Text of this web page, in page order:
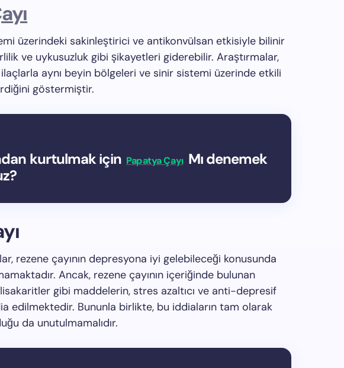
üzerindeki sakinleştirici ve antikonvülsan etkisiyle bilinir
ve uykusuzluk gibi şikayetleri giderebilir. Araştırmalar,
aynı beyin bölgeleri ve sinir sistemi üzerinde etkili
göstermiştir.
kurtulmak için Papatya Çayı Mı denemek
rezene çayının depresyona iyi gelebileceği konusunda
Ancak, rezene çayının içeriğinde bulunan
gibi maddelerin, stres azaltıcı ve anti-depresif
edilmektedir. Bununla birlikte, bu iddiaların tam olarak
da unutulmamalıdır.